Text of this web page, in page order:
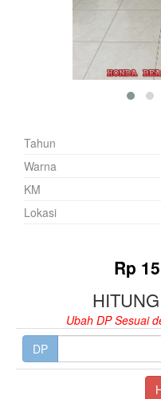
Tahun
Warna
KM
Lokasi
Rp
Ubah DP Sesuai
DP